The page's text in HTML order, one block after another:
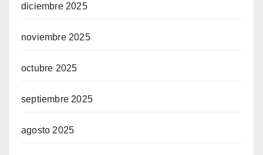
diciembre 2025
noviembre 2025
octubre 2025
septiembre 2025
agosto 2025